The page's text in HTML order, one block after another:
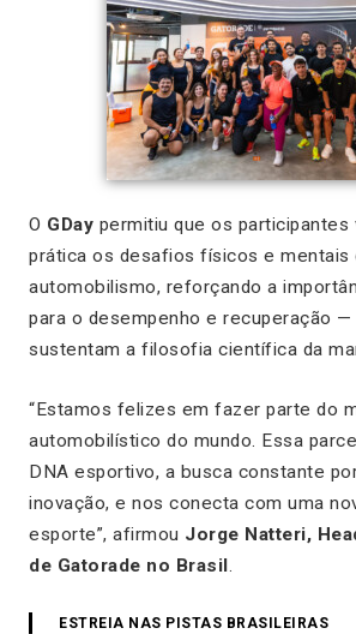
O GDay permitiu que os participantes
prática os desafios físicos e mentais
automobilismo, reforçando a
para o desempenho e recuperação —
sustentam a filosofia científica da
“Estamos felizes em fazer parte do
automobilístico do mundo. Essa
DNA esportivo, a busca constante
inovação, e nos conecta com uma
esporte”, afirmou Jorge Natteri,
de Gatorade no Brasil.
ESTREIA NAS PISTAS BRASILEIRAS